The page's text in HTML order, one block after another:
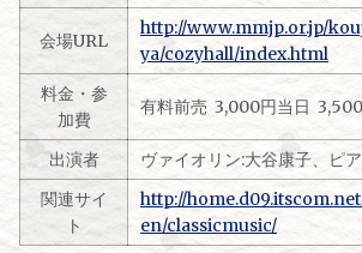
会場URL
http://www.mmjp.or.jp/
ya/cozyhall/index.html
料金・参
加費
有料前売 3,000円当日
出演者
ヴァイオリン:大谷康子、ピ
関連サイ
ト
http://
en/classicmusic/